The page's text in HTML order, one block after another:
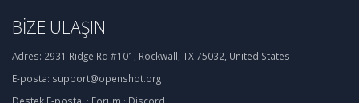
BIZE ULAŞIN
Adres: 2931 Ridge Rd #101, Rockwall, TX 75032, United States
E-posta: support@openshot.org